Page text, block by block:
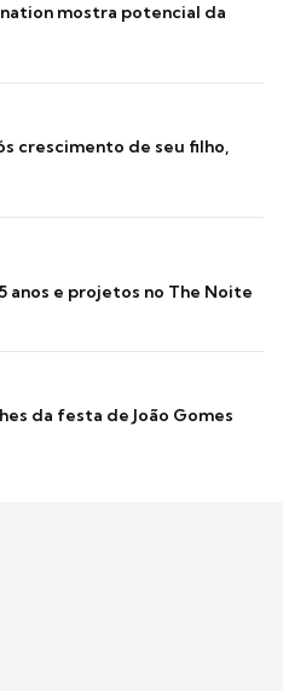
mostra potencial da
crescimento de seu filho,
anos e projetos no The Noite
da festa de João Gomes